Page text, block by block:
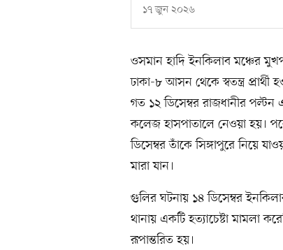
১৭ জুন ২০২৬
ওসমান হাদি ইনকিলাব মঞ্চের
ঢাকা-৮ আসন থেকে স্বতন্ত্র
গত ১২ ডিসেম্বর রাজধানীর
কলেজ হাসপাতালে নেওয়া হয়।
ডিসেম্বর তাঁকে সিঙ্গাপুরে নিয়ে
মারা যান।
গুলির ঘটনায় ১৪ ডিসেম্বর
থানায় একটি হত্যাচেষ্টা মামলা
রূপান্তরিত হয়।